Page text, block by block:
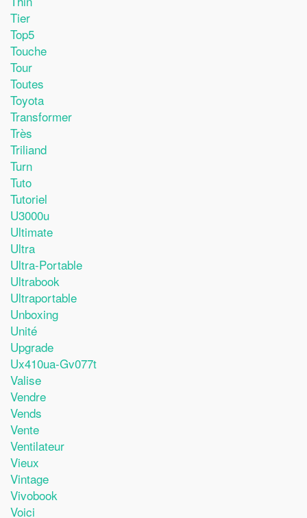
Tier
Top5
Touche
Tour
Toutes
Toyota
Transformer
Très
Triliand
Turn
Tuto
Tutoriel
U3000u
Ultimate
Ultra
Ultra-Portable
Ultrabook
Ultraportable
Unboxing
Unité
Upgrade
Ux410ua-Gv077t
Valise
Vendre
Vends
Vente
Ventilateur
Vieux
Vintage
Vivobook
Voici